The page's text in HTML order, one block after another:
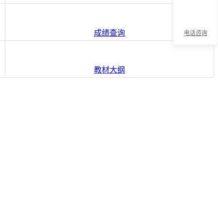
成绩查询
教材大纲
电话咨询
折